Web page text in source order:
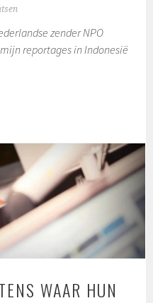
zender NPO
reportages in Indonesië
WAAR HUN